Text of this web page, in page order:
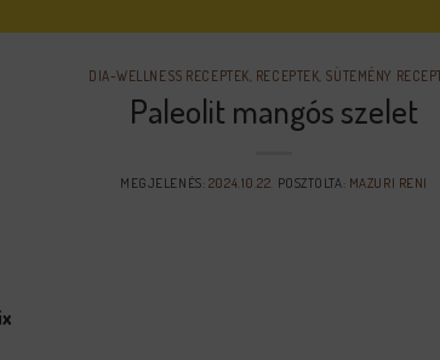
DIA-WELLNESS RECEPTEK, RECEPTEK, SÜTEMÉNY
Paleolit mangós szelet
MEGJELENÉS: 2024.10.22. POSZTOLTA: MAZURI RENI